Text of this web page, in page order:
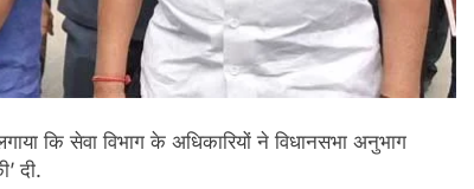
कि सेवा विभाग के अधिकारियों ने विधानसभा अनुभाग
दी.